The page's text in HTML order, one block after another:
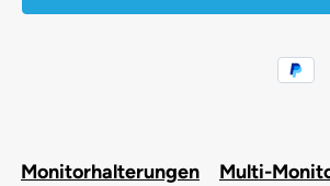
Monitorhalterungen
Multi-